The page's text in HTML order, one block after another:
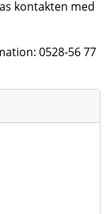
kontakten med
0528-56 77